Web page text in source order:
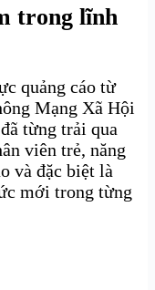
trong lĩnh
quảng cáo từ
Mạng Xã Hội
từng trải qua
viên trẻ, năng
và đặc biệt là
mới trong từng